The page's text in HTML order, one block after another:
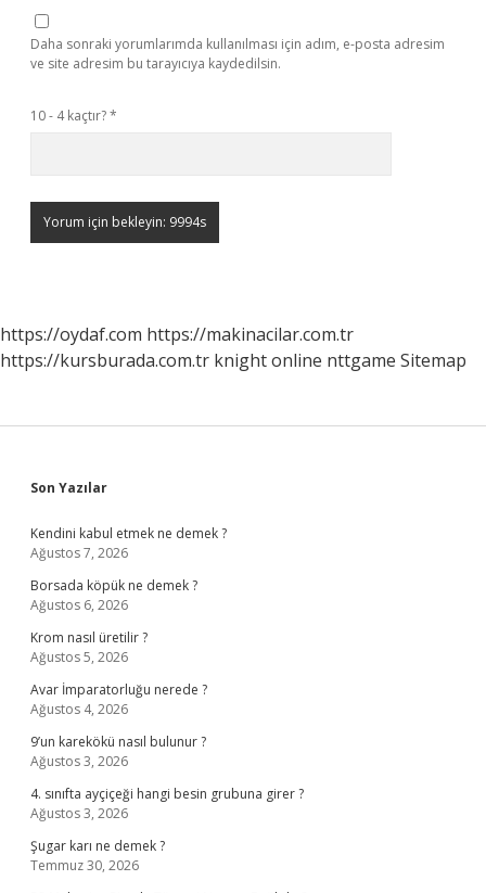
Daha sonraki yorumlarımda kullanılması için adım, e-posta adresim
ve site adresim bu tarayıcıya kaydedilsin.
10 - 4 kaçtır?*
https://oydaf.com https://makinacilar.com.tr
https://kursburada.com.tr knight online nttgame Sitemap
Sidebar
Son Yazılar
Kendini kabul etmek ne demek ?
Ağustos 7, 2026
Borsada köpük ne demek ?
Ağustos 6, 2026
Krom nasıl üretilir ?
Ağustos 5, 2026
Avar İmparatorluğu nerede ?
Ağustos 4, 2026
9’un karekökü nasıl bulunur ?
Ağustos 3, 2026
4. sınıfta ayçiçeği hangi besin grubuna girer ?
Ağustos 3, 2026
Şugar karı ne demek ?
Temmuz 30, 2026